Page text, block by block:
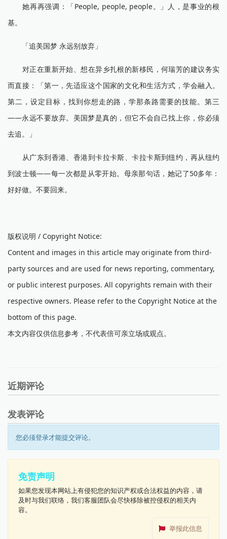
她再再强调：「People, people, people。」人，是事业的根
基。
「追美国梦 永远别放弃」
对正在重新开始、想在异乡扎根的新移民，何瑞芳的建议务实
而直接：「第一，先适应这个国家的文化和生活方式，学会融入。
第二，设定目标，找到你想走的路，学那条路需要的技能。第三
——永远不要放弃。美国梦是真的，但它不会自己找上你，你必须
去追。」
从广东到香港、香港到卡拉卡斯、卡拉卡斯到纽约，再从纽约
到波士顿——每一次都是从零开始。母亲那句话，她记了50多年：
好好做。不要回来。
版权说明 / Copyright Notice:
Content and images in this article may originate from third-
party sources and are used for news reporting, commentary,
or public interest purposes. All copyrights remain with their
respective owners. Please refer to the Copyright Notice at the
bottom of this page.
本文内容仅供信息参考，不代表倍可亲立场或观点。
近期评论
发表评论
您必须登录才能提交评论。
免责声明
如果您发现本网站上有侵犯您的知识产权或合法权益的内容，请
及时与我们联络，我们客服团队会尽快移除被控侵权的相关内
容。
举报此信息